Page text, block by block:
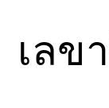
เลข